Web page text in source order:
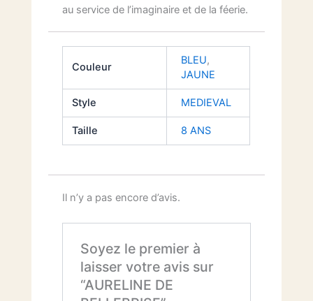
au service de l’imaginaire et de la féerie.
Couleur
BLEU,
JAUNE
Style MEDIEVAL
Taille 8 ANS
Il n’y a pas encore d’avis.
Soyez le premier à
laisser votre avis sur
“AURELINE DE